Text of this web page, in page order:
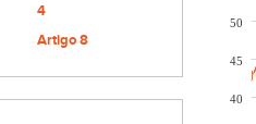
4
Artigo 8
40
45
50